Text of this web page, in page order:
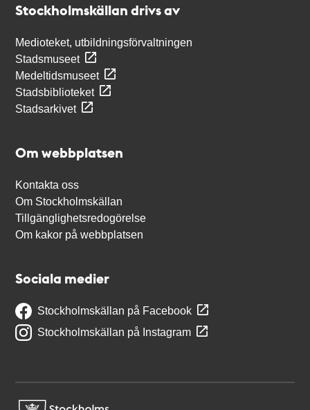
Stockholmskällan drivs av
Medioteket, utbildningsförvaltningen
Stadsmuseet
Medeltidsmuseet
Stadsbiblioteket
Stadsarkivet
Om webbplatsen
Kontakta oss
Om Stockholmskällan
Tillgänglighetsredogörelse
Om kakor på webbplatsen
Sociala medier
Stockholmskällan på Facebook
Stockholmskällan på Instagram